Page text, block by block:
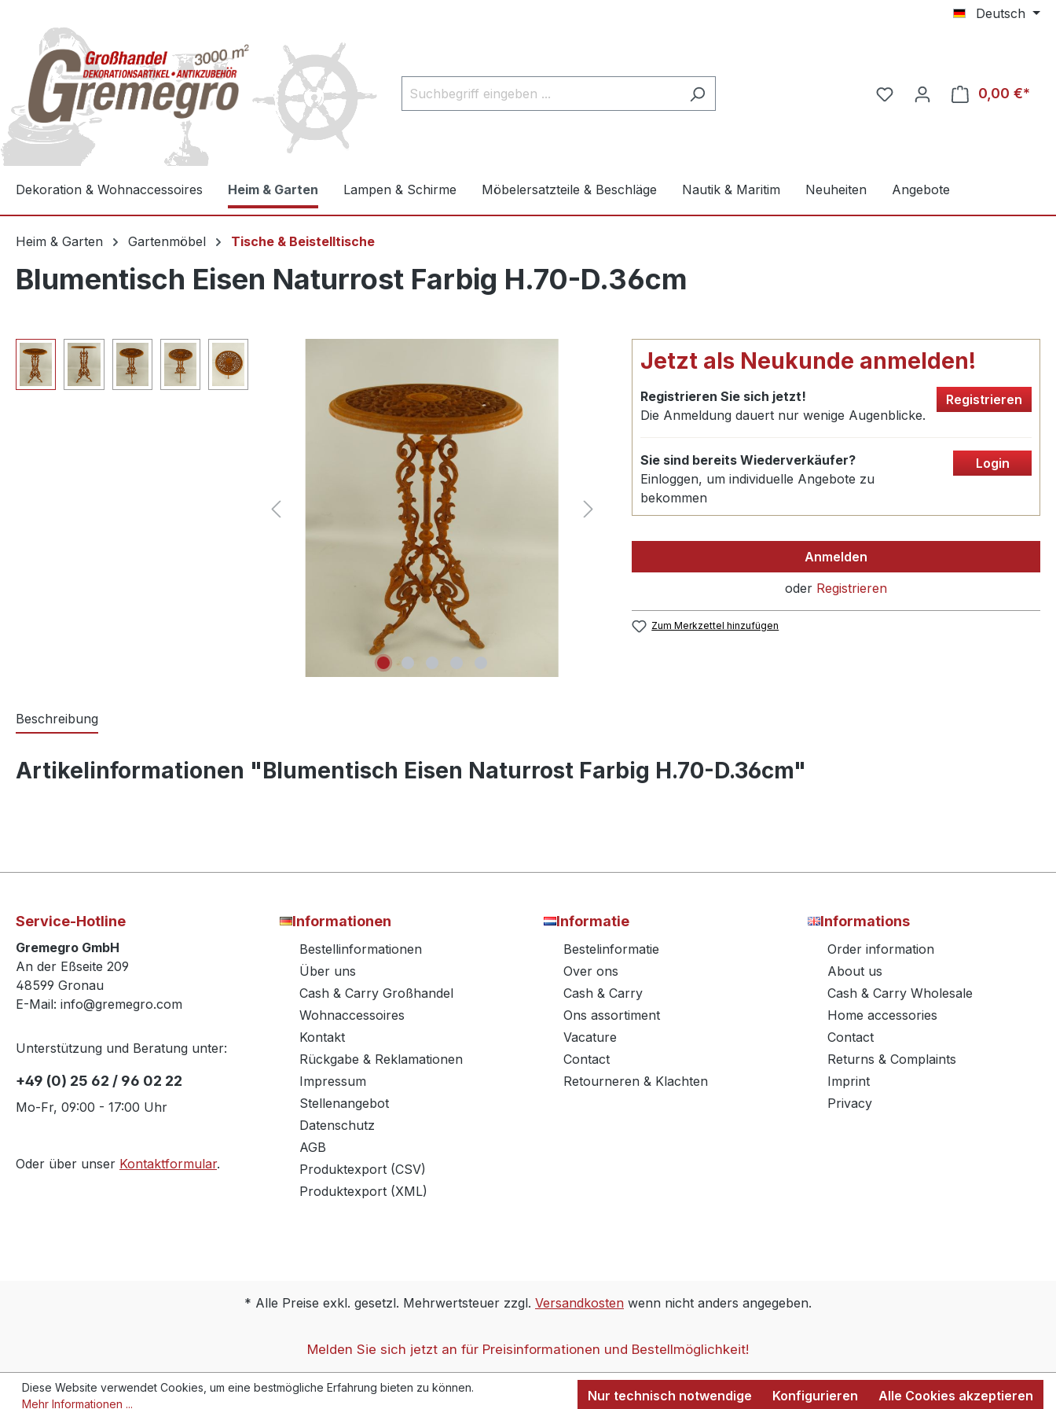
Deutsch
0,00 €*
Dekoration & Wohnaccessoires Heim & Garten Lampen & Schirme Möbelersatzteile & Beschläge Nautik & Maritim Neuheiten Angebote
Heim & Garten Gartenmöbel Tische & Beistelltische
Blumentisch Eisen Naturrost Farbig H.70-D.36cm
Jetzt als Neukunde anmelden!
Registrieren Sie sich jetzt!
Die Anmeldung dauert nur wenige Augenblicke.
Registrieren
Sie sind bereits Wiederverkäufer?
Einloggen, um individuelle Angebote zu
bekommen
Login
Anmelden
oder Registrieren
Zum Merkzettel hinzufügen
Beschreibung
Artikelinformationen "Blumentisch Eisen Naturrost Farbig H.70-D.36cm"
Service-Hotline
Gremegro GmbH
An der Eßseite 209
48599 Gronau
E-Mail: info@gremegro.com
Unterstützung und Beratung unter:
+49 (0) 25 62 / 96 02 22
Mo-Fr, 09:00 - 17:00 Uhr
Oder über unser Kontaktformular.
Informationen
Bestellinformationen
Über uns
Cash & Carry Großhandel
Wohnaccessoires
Kontakt
Rückgabe & Reklamationen
Impressum
Stellenangebot
Datenschutz
AGB
Produktexport (CSV)
Produktexport (XML)
Informatie
Bestelinformatie
Over ons
Cash & Carry
Ons assortiment
Vacature
Contact
Retourneren & Klachten
Informations
Order information
About us
Cash & Carry Wholesale
Home accessories
Contact
Returns & Complaints
Imprint
Privacy
* Alle Preise exkl. gesetzl. Mehrwertsteuer zzgl. Versandkosten wenn nicht anders angegeben.
Melden Sie sich jetzt an für Preisinformationen und Bestellmöglichkeit!
Diese Website verwendet Cookies, um eine bestmögliche Erfahrung bieten zu können.
Mehr Informationen ...
Nur technisch notwendige Konfigurieren Alle Cookies akzeptieren